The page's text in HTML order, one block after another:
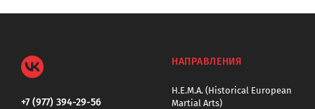
+7 (977) 394-29-56
НАПРАВЛЕНИЯ
H.E.M.A. (Historical European
Martial Arts)